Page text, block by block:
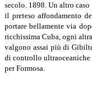
secolo. 1898. Un altro
il preteso affondamento
portare bellamente via
ricchissima Cuba, ogni
valgono assai più di
di controllo
per Formosa.